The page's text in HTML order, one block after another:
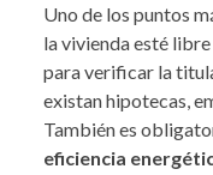
Uno de los puntos
la vivienda esté libre
para verificar la
existan hipotecas,
También es
eficiencia